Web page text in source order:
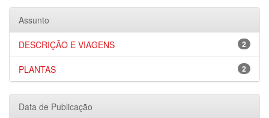
Assunto
2
DESCRIÇÃO E VIAGENS
2
PLANTAS
Data de Publicação